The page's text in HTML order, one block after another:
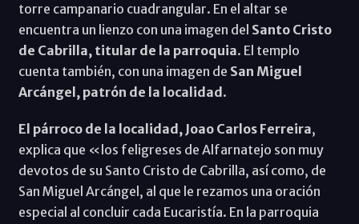
torre campanario cuadrangular. En el altar se
encuentra un lienzo con una imagen del Santo Cristo
de Cabrilla, titular de la parroquia. El templo
cuenta también, con una imagen de San Miguel
Arcángel, patrón de la localidad .
El párroco de la localidad, Joao Carlos Ferreira,
explica que «los feligreses de Alfarnatejo son muy
devotos de su Santo Cristo de Cabrilla, así como, de
San Miguel Arcángel, al que le rezamos una oración
especial al concluir cada Eucaristía. En la parroquia